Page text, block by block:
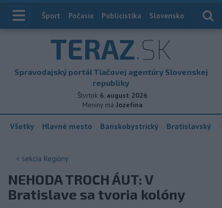
Index
Šport Počasie Publicistika Slovensko
TERAZ.SK
Spravodajský portál Tlačovej agentúry Slovenskej
republiky
Štvrtok 6. august 2026
Meniny má Jozefína
Všetky Hlavné mesto Banskobystrický Bratislavský
< sekcia Regióny
NEHODA TROCH ÁUT: V
Bratislave sa tvoria kolóny